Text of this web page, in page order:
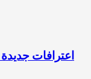
اعترافات